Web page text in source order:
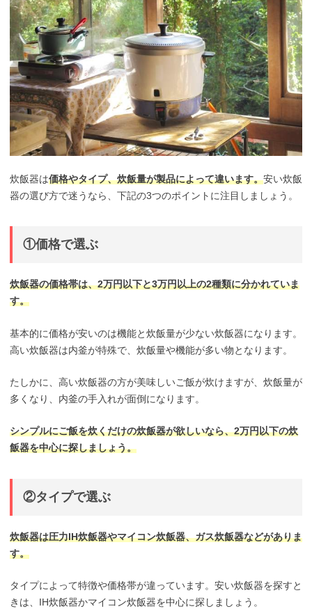
炊飯器は価格やタイプ、炊飯量が製品によって違います。安い炊飯
器の選び方で迷うなら、下記の3つのポイントに注目しましょう。
①価格で選ぶ
炊飯器の価格帯は、2万円以下と3万円以上の2種類に分かれていま
す。
基本的に価格が安いのは機能と炊飯量が少ない炊飯器になります。
高い炊飯器は内釜が特殊で、炊飯量や機能が多い物となります。
たしかに、高い炊飯器の方が美味しいご飯が炊けますが、炊飯量が
多くなり、内釜の手入れが面倒になります。
シンプルにご飯を炊くだけの炊飯器が欲しいなら、2万円以下の炊
飯器を中心に探しましょう。
②タイプで選ぶ
炊飯器は圧力IH炊飯器やマイコン炊飯器、ガス炊飯器などがありま
す。
タイプによって特徴や価格帯が違っています。安い炊飯器を探すと
きは、IH炊飯器かマイコン炊飯器を中心に探しましょう。